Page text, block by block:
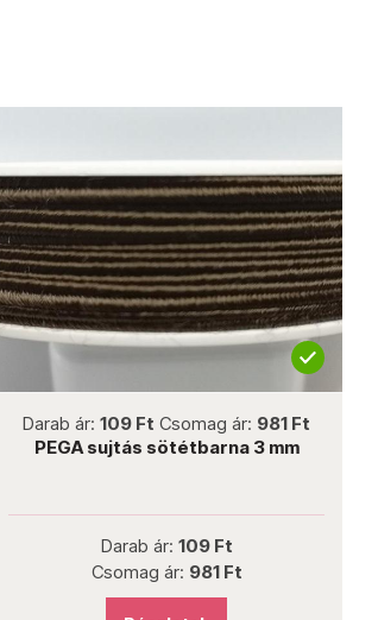
Darab ár: 109 Ft Csomag ár: 981 Ft
PEGA sujtás sötétbarna 3 mm
Darab ár: 109 Ft
Csomag ár: 981 Ft